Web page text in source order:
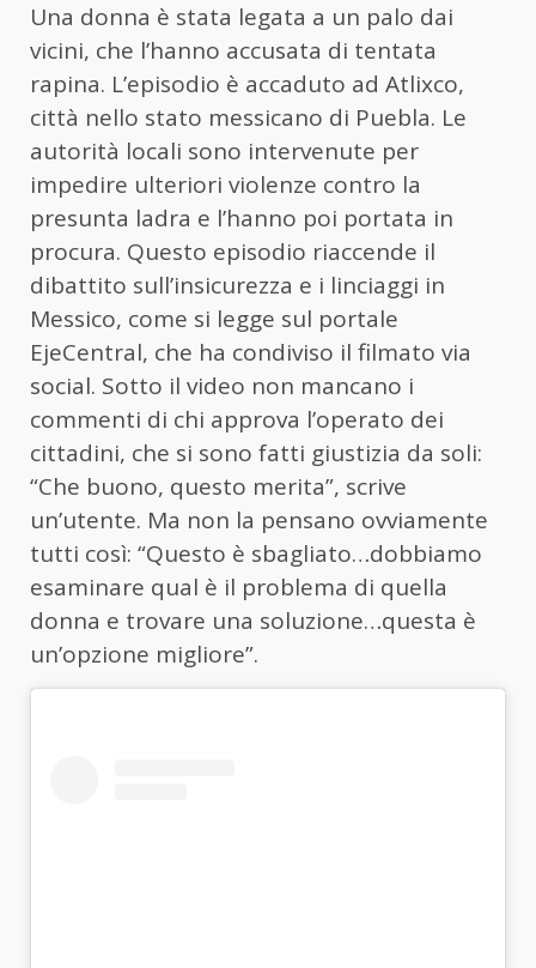
Una donna è stata legata a un palo dai
vicini, che l’hanno accusata di tentata
rapina. L’episodio è accaduto ad Atlixco,
città nello stato messicano di Puebla. Le
autorità locali sono intervenute per
impedire ulteriori violenze contro la
presunta ladra e l’hanno poi portata in
procura. Questo episodio riaccende il
dibattito sull’insicurezza e i linciaggi in
Messico, come si legge sul portale
EjeCentral, che ha condiviso il filmato via
social. Sotto il video non mancano i
commenti di chi approva l’operato dei
cittadini, che si sono fatti giustizia da soli:
“Che buono, questo merita”, scrive
un’utente. Ma non la pensano ovviamente
tutti così: “Questo è sbagliato…dobbiamo
esaminare qual è il problema di quella
donna e trovare una soluzione…questa è
un’opzione migliore”.